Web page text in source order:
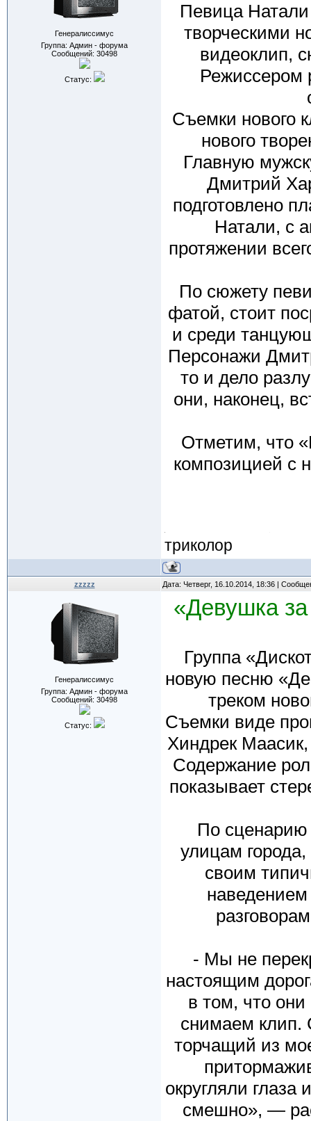
Генералиссимус
Группа: Админ - форума
Сообщений: 30498
Статус:
Певица Натали
творческими
видеоклип,
Режиссером
Съемки нового
нового
Главную
Дмитрий
подготовлено
Натали, с
протяжении
По сюжету
фатой, стоит
и среди
Персонажи
то и дело
они, наконец,
Отметим, что
композицией с
триколор
zzzzz Дата: Четверг, 16.10.2014, 18:36 |
Генералиссимус
Группа: Админ - форума
Сообщений: 30498
Статус:
«Девушка
Группа
новую песню
треком
Съемки виде
Хиндрек
Содержание
показывает
По сценарию
улицам
своим
- Мы не
настоящим
в том, что
снимаем клип.
торчащий из
округляли
смешно», —